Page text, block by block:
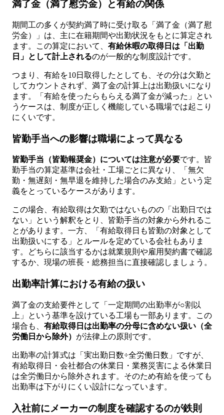
満了金（満了慰労金）と有給の関係
期間工の多くが契約満了時に受け取る「満了金（満了慰
労金）」は、主に在籍期間や出勤状況をもとに算定され
ます。この算定において、 有給休暇の取得日は「出勤
日」として計上されるのが一般的な制度設計です。
つまり、有給を10日取得したとしても、その分は欠勤と
してカウントされず、満了金の計算上は出勤扱いになり
ます。「有給を使ったらもらえる満了金が減った」とい
うケースは、制度が正しく機能している職場では起こり
にくいです。
皆勤手当への影響は職場によって異なる
皆勤手当（皆勤報奨金）については注意が必要です。皆
勤手当の算定基準は会社・工場ごとに異なり、「無欠
勤・無遅刻・無早退を維持した場合のみ支給」という定
義をとっているケースがあります。
この場合、有給取得は欠勤ではないものの「出勤日では
ない」という解釈をとり、皆勤手当の対象から外れるこ
とがあります。一方、「有給取得日も皆勤の対象として
出勤扱いにする」とルールを定めている会社もありま
す。どちらに該当するかは就業規則や雇用契約書で確認
するか、現場の班長・総務担当に直接確認しましょう。
出勤率計算における有給の扱い
満了金の支給要件として「一定期間の出勤率が○割以
上」という基準を設けている工場も一部あります。この
場合も、 有給取得日は出勤率の分母に含めない扱い（全
労働日から除外） が法律上の原則です。
出勤率の計算式は「実出勤日数÷全労働日数」ですが、
有給取得日・会社都合の休業日・業務災害による休業日
は全労働日から除外されます。そのため有給を使っても
出勤率は下がりにくい設計になっています。
入社前にメーカーの制度を確認するのが鉄則